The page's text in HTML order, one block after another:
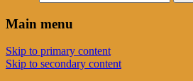
Main menu
Skip to primary content
Skip to secondary content